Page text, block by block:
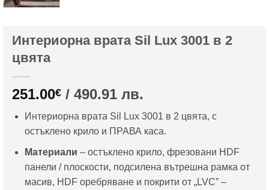
Интериорна врата Sil Lux 3001 в 2
цвята
251.00€ / 490.91 лв.
Интериорна врата Sil Lux 3001 в 2 цвята, с
остъклено крило и ПРАВА каса.
Материали – остъклено крило, фрезовани HDF
панели / плоскости, подсилена вътрешна рамка от
масив, HDF оребряване и покрити от „LVC” –